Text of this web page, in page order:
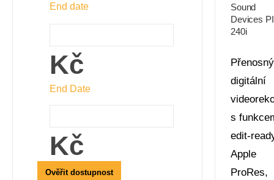
Sound
Devices
240i
Přenosný
digitální
s
edit-
Apple
ProRes,
End date
Kč
End Date
Kč
Ověřit dostupnost